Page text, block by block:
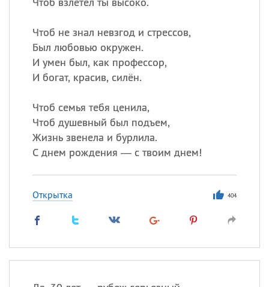
Чтоб не знал невзгод и стрессов,
Был любовью окружен.
И умен был, как профессор,
И богат, красив, силён.
Чтоб семья тебя ценила,
Чтоб душевный был подъем,
Жизнь звенела и бурлила.
С днем рождения — с твоим днем!
Открытка 404